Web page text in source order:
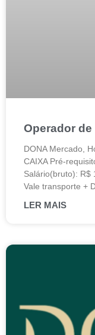
Operador de
DONA Mercado,
CAIXA Pré-
Salário(bruto): R$
Vale transporte +
LER MAIS